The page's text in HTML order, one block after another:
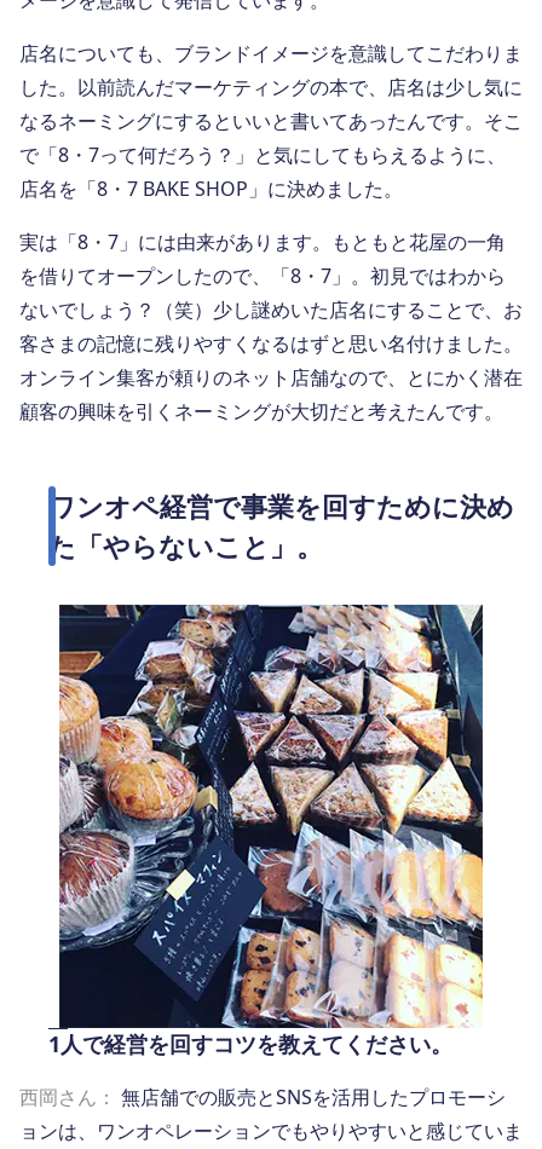
店名についても、ブランドイメージを意識してこだわりま
した。以前読んだマーケティングの本で、店名は少し気に
なるネーミングにするといいと書いてあったんです。そこ
で「8・7って何だろう？」と気にしてもらえるように、
店名を「8・7 BAKE SHOP」に決めました。
実は「8・7」には由来があります。もともと花屋の一角
を借りてオープンしたので、「8・7」。初見ではわから
ないでしょう？（笑）少し謎めいた店名にすることで、お
客さまの記憶に残りやすくなるはずと思い名付けました。
オンライン集客が頼りのネット店舗なので、とにかく潜在
顧客の興味を引くネーミングが大切だと考えたんです。
ワンオペ経営で事業を回すために決め
た「やらないこと」。
1人で経営を回すコツを教えてください。
西岡さん： 無店舗での販売とSNSを活用したプロモーシ
ョンは、ワンオペレーションでもやりやすいと感じていま